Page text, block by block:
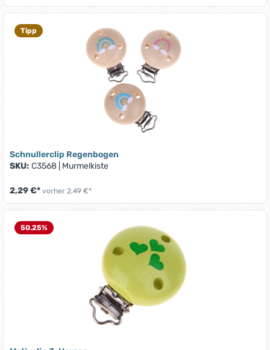
Tipp
Schnullerclip Regenbogen
SKU: C3568 Murmelkiste
2,29 €*vorher 2,49 €*
50.25%